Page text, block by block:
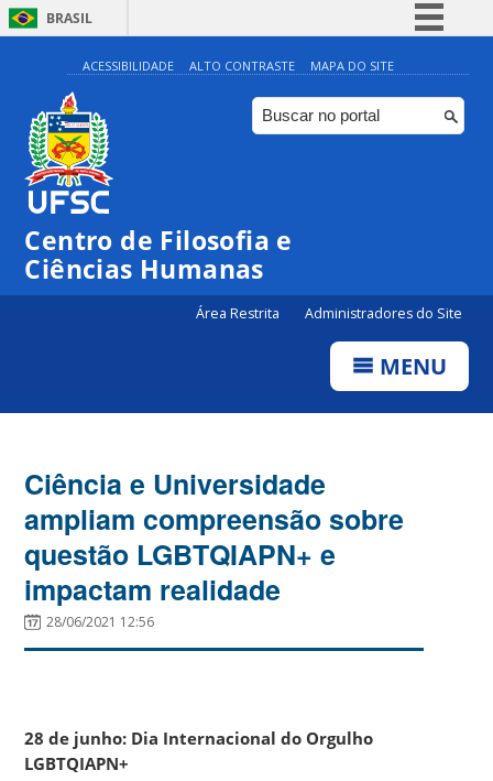
BRASIL
Simplifique!
Comunica BR
Participe
ACESSIBILIDADE ALTO CONTRASTE MAPA DO SITE
Centro de Filosofia e
Ciências Humanas
Área Restrita Administradores do Site
MENU
Ciência e Universidade
ampliam compreensão sobre
questão LGBTQIAPN+ e
impactam realidade
28/06/2021 12:56
28 de junho: Dia Internacional do Orgulho
LGBTQIAPN+